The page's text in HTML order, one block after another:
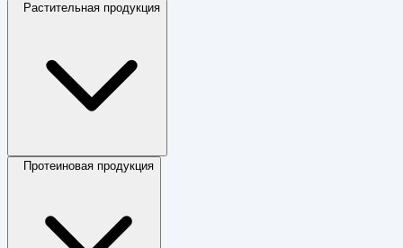
Растительная продукция
Протеиновая продукция